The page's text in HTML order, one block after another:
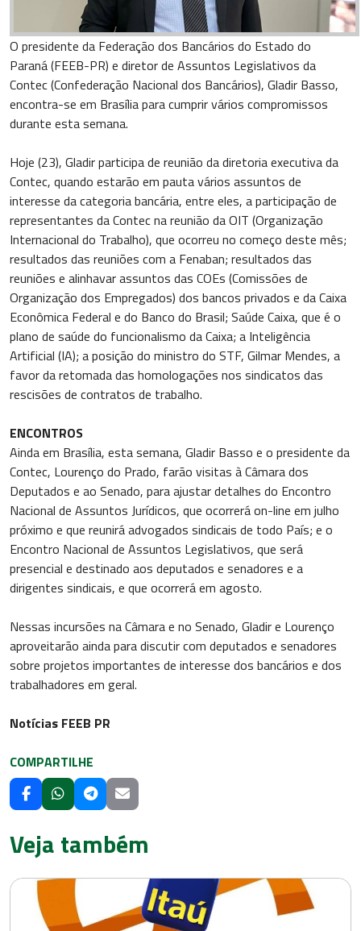
O presidente da Federação dos Bancários do Estado do
Paraná (FEEB-PR) e diretor de Assuntos Legislativos da
Contec (Confederação Nacional dos Bancários), Gladir Basso,
encontra-se em Brasília para cumprir vários compromissos
durante esta semana.
Hoje (23), Gladir participa de reunião da diretoria executiva da
Contec, quando estarão em pauta vários assuntos de
interesse da categoria bancária, entre eles, a participação de
representantes da Contec na reunião da OIT (Organização
Internacional do Trabalho), que ocorreu no começo deste mês;
resultados das reuniões com a Fenaban; resultados das
reuniões e alinhavar assuntos das COEs (Comissões de
Organização dos Empregados) dos bancos privados e da Caixa
Econômica Federal e do Banco do Brasil; Saúde Caixa, que é o
plano de saúde do funcionalismo da Caixa; a Inteligência
Artificial (IA); a posição do ministro do STF, Gilmar Mendes, a
favor da retomada das homologações nos sindicatos das
rescisões de contratos de trabalho.
ENCONTROS
Ainda em Brasília, esta semana, Gladir Basso e o presidente da
Contec, Lourenço do Prado, farão visitas à Câmara dos
Deputados e ao Senado, para ajustar detalhes do Encontro
Nacional de Assuntos Jurídicos, que ocorrerá on-line em julho
próximo e que reunirá advogados sindicais de todo País; e o
Encontro Nacional de Assuntos Legislativos, que será
presencial e destinado aos deputados e senadores e a
dirigentes sindicais, e que ocorrerá em agosto.
Nessas incursões na Câmara e no Senado, Gladir e Lourenço
aproveitarão ainda para discutir com deputados e senadores
sobre projetos importantes de interesse dos bancários e dos
trabalhadores em geral.
Notícias FEEB PR
COMPARTILHE
Veja também